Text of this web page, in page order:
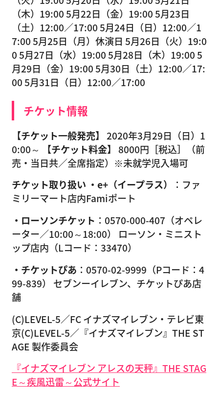
（木）19:00 5月22日（金）19:00 5月23日
（土）12:00／17:00 5月24日（日）12:00／1
7:00 5月25日（月）休演日 5月26日（火）19:0
0 5月27日（水）19:00 5月28日（木）19:00 5
月29日（金）19:00 5月30日（土）12:00／17:
00 5月31日（日）12:00／17:00
チケット情報
【チケット一般発売】
2020年3月29日（日）1
0:00～
【チケット料金】
8000円［税込］（前
売・当日共／全席指定）※未就学児入場可
チケット取り扱い ・e+（イープラス）
：ファ
ミリーマート店内Famiポート
・ローソンチケット ：0570-000-407（オペレ
ーター／10:00～18:00） ローソン・ミニスト
ップ店内（Lコード：33470）
・チケットぴあ ：0570-02-9999（Pコード：4
99-839） セブンーイレブン、チケットぴあ店
舗
(C)LEVEL-5／FC イナズマイレブン・テレビ東
京(C)LEVEL-5／『イナズマイレブン』THE ST
AGE 製作委員会
『イナズマイレブン アレスの天秤』THE STAG
E～疾風迅雷～公式サイト